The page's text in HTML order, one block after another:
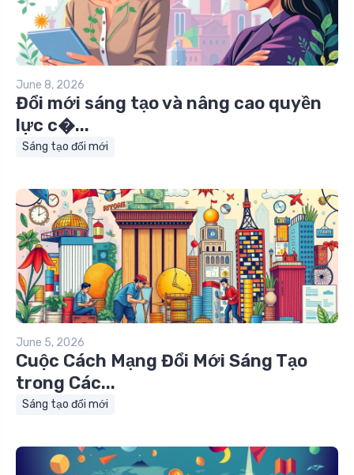
June 8, 2026
Đổi mới sáng tạo và nâng cao quyền
lực c�...
Sáng tạo đổi mới
June 5, 2026
Cuộc Cách Mạng Đổi Mới Sáng Tạo
trong Các...
Sáng tạo đổi mới